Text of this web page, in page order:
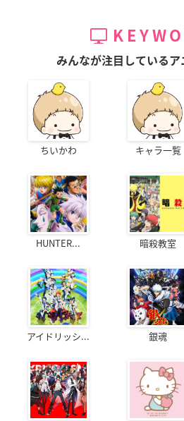
みんなが注目しているア
ちいかわ キャラ一覧
HUNTER... 暗殺教室
アイドリッシ... 銀魂